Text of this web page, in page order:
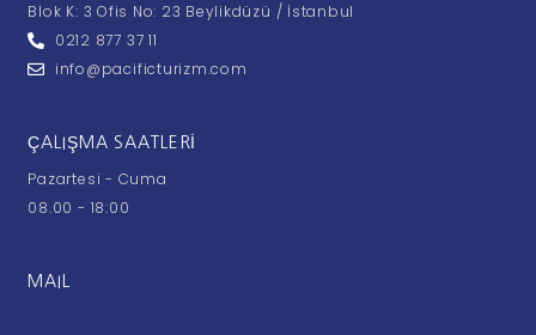
Blok K: 3 Ofis No: 23 Beylikdüzü / İstanbul
0212 877 37 11
info@pacificturizm.com
ÇALIŞMA SAATLERI
Pazartesi - Cuma
08.00 - 18:00
MAIL